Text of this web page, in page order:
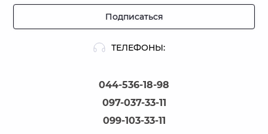
ТЕЛЕФОНЫ:
044-536-18-98
097-037-33-11
099-103-33-11
Подписаться